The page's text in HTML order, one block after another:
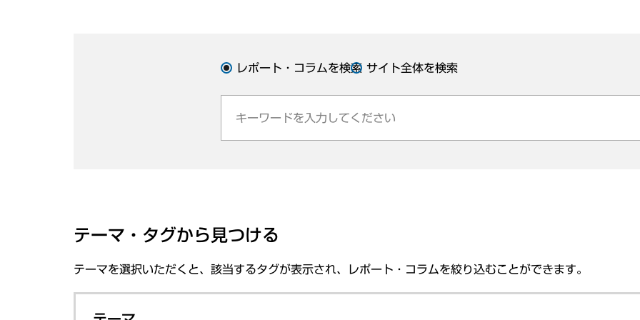
レポート・コラムを検索 サイト全体を検索
テーマ・タグから見つける
テーマを選択いただくと、該当するタグが表示され、レポート・コラムを絞り込むことができます。